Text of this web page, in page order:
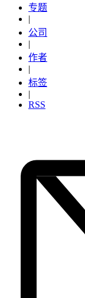
专题
|
公司
|
作者
|
标签
|
RSS